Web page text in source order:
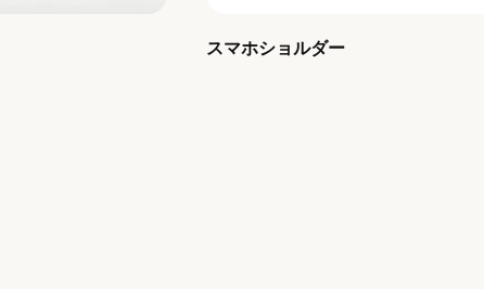
スマホショルダー